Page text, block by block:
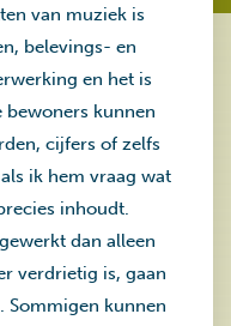
van muziek is
belevings- en
en het is
bewoners kunnen
cijfers of zelfs
ik hem vraag wat
inhoudt.
dan alleen
verdrietig is, gaan
Sommigen kunnen